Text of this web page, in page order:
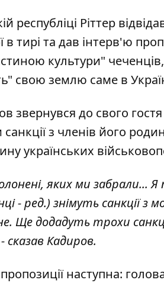
республіці Ріттер
в тирі та дав інтерв'ю
культури"
свою землю саме в
звернувся до свого
з членів його
українських
яких ми
- ред.) знімуть санкції з
Ще додадуть трохи
сказав Кадиров.
наступна: